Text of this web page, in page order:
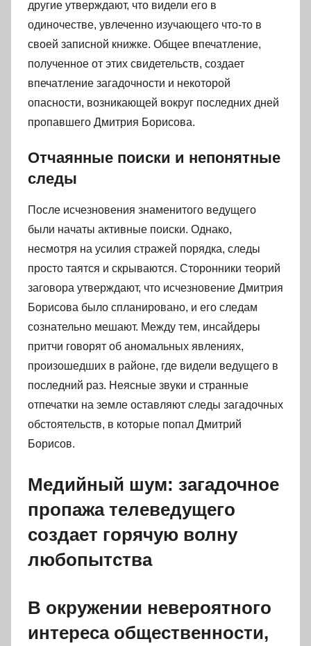
другие утверждают, что видели его в
одиночестве, увлеченно изучающего что-то в
своей записной книжке. Общее впечатление,
полученное от этих свидетельств, создает
впечатление загадочности и некоторой
опасности, возникающей вокруг последних дней
пропавшего Дмитрия Борисова.
Отчаянные поиски и непонятные
следы
После исчезновения знаменитого ведущего
были начаты активные поиски. Однако,
несмотря на усилия стражей порядка, следы
просто таятся и скрываются. Сторонники теорий
заговора утверждают, что исчезновение Дмитрия
Борисова было спланировано, и его следам
сознательно мешают. Между тем, инсайдеры
притчи говорят об аномальных явлениях,
произошедших в районе, где видели ведущего в
последний раз. Неясные звуки и странные
отпечатки на земле оставляют следы загадочных
обстоятельств, в которые попал Дмитрий
Борисов.
Медийный шум: загадочное
пропажа телеведущего
создает горячую волну
любопытства
В окружении невероятного
интереса общественности,